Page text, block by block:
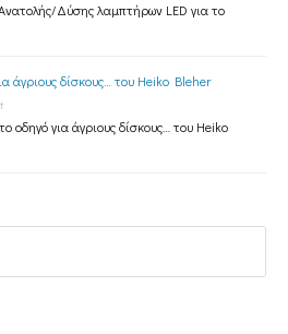
Δύσης λαμπτήρων LED για το
άγριους δίσκους… του Heiko Bleher
οδηγό για άγριους δίσκους… του Heiko